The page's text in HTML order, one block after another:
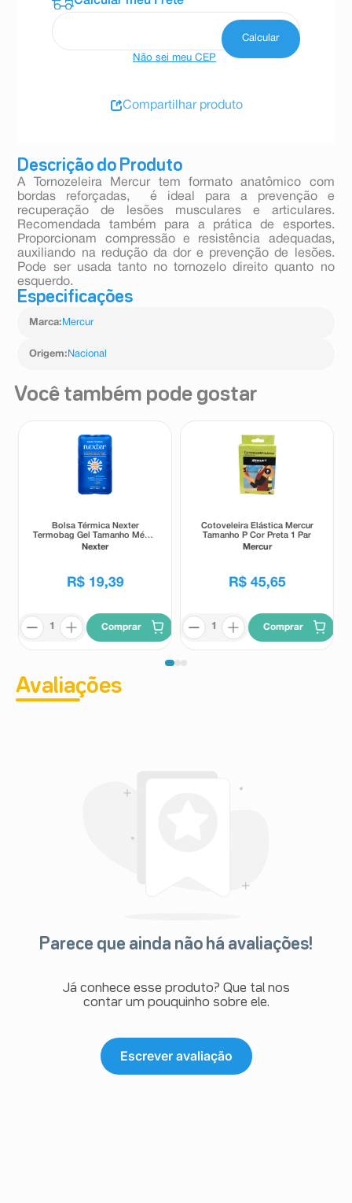
Descrição do Produto
A Tornozeleira Mercur tem formato anatômico com
bordas reforçadas, é ideal para a prevenção e
recuperação de lesões musculares e articulares.
Recomendada também para a prática de esportes.
Proporcionam compressão e resistência adequadas,
auxiliando na redução da dor e prevenção de lesões.
Pode ser usada tanto no tornozelo direito quanto no
esquerdo.
Especificações
Marca: Mercur
Origem: Nacional
Não sei meu CEP
Compartilhar produto
Você também pode gostar
Bolsa Térmica Nexter
Termobag Gel Tamanho Médio
15x27cm
Nexter
R$ 19,39
Comprar
Cotoveleira Elástica Mercur
Tamanho P Cor Preta 1 Par
Mercur
R$ 45,65
Comprar
Avaliações
Parece que ainda não há avaliações!
Já conhece esse produto? Que tal nos
contar um pouquinho sobre ele.
Escrever avaliação